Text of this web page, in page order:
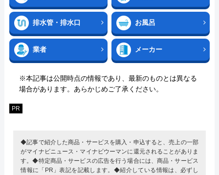
排水管・排水口 お風呂
業者 メーカー
※本記事は公開時点の情報であり、最新のものとは異なる
場合があります。あらかじめご了承ください。
PR
◆記事で紹介した商品・サービスを購入・申込すると、売上の一部
がマイナビニュース・マイナビウーマンに還元されることがありま
す。◆特定商品・サービスの広告を行う場合には、商品・サービス
情報に「PR」表記を記載します。◆紹介している情報は、必ずし